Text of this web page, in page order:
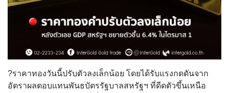
?ราคาทองวันนี้ปรับตัวลงเล็กน้อย โดยได้รับแรงกดดันจาก
อัตราผลตอบแทนพันธบัตรรัฐบาลสหรัฐฯ ที่ดีดตัวขึ้นเหนือ